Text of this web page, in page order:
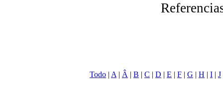
Todo | A | Â | B | C | D | E | F | G | H | I | J